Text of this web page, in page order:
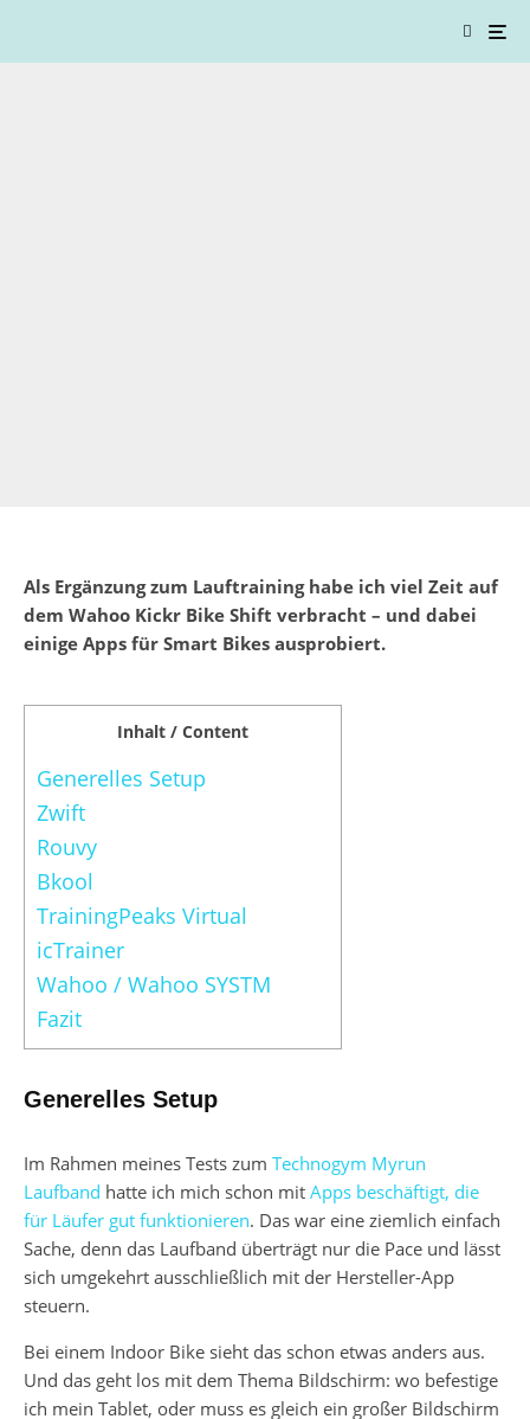
Als Ergänzung zum Lauftraining habe ich viel Zeit auf
dem Wahoo Kickr Bike Shift verbracht – und dabei
einige Apps für Smart Bikes ausprobiert.
Inhalt / Content
Generelles Setup
Zwift
Rouvy
Bkool
TrainingPeaks Virtual
icTrainer
Wahoo / Wahoo SYSTM
Fazit
Generelles Setup
Im Rahmen meines Tests zum Technogym Myrun
Laufband hatte ich mich schon mit Apps beschäftigt, die
für Läufer gut funktionieren. Das war eine ziemlich einfach
Sache, denn das Laufband überträgt nur die Pace und lässt
sich umgekehrt ausschließlich mit der Hersteller-App
steuern.
Bei einem Indoor Bike sieht das schon etwas anders aus.
Und das geht los mit dem Thema Bildschirm: wo befestige
ich mein Tablet, oder muss es gleich ein großer Bildschirm